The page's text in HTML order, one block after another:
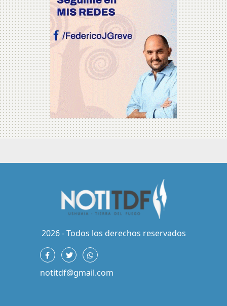
2026 - Todos los derechos reservados
notitdf@gmail.com